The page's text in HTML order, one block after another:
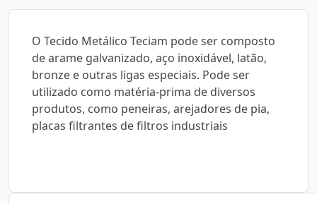
O Tecido Metálico Teciam pode ser composto
de arame galvanizado, aço inoxidável, latão,
bronze e outras ligas especiais. Pode ser
utilizado como matéria-prima de diversos
produtos, como peneiras, arejadores de pia,
placas filtrantes de filtros industriais